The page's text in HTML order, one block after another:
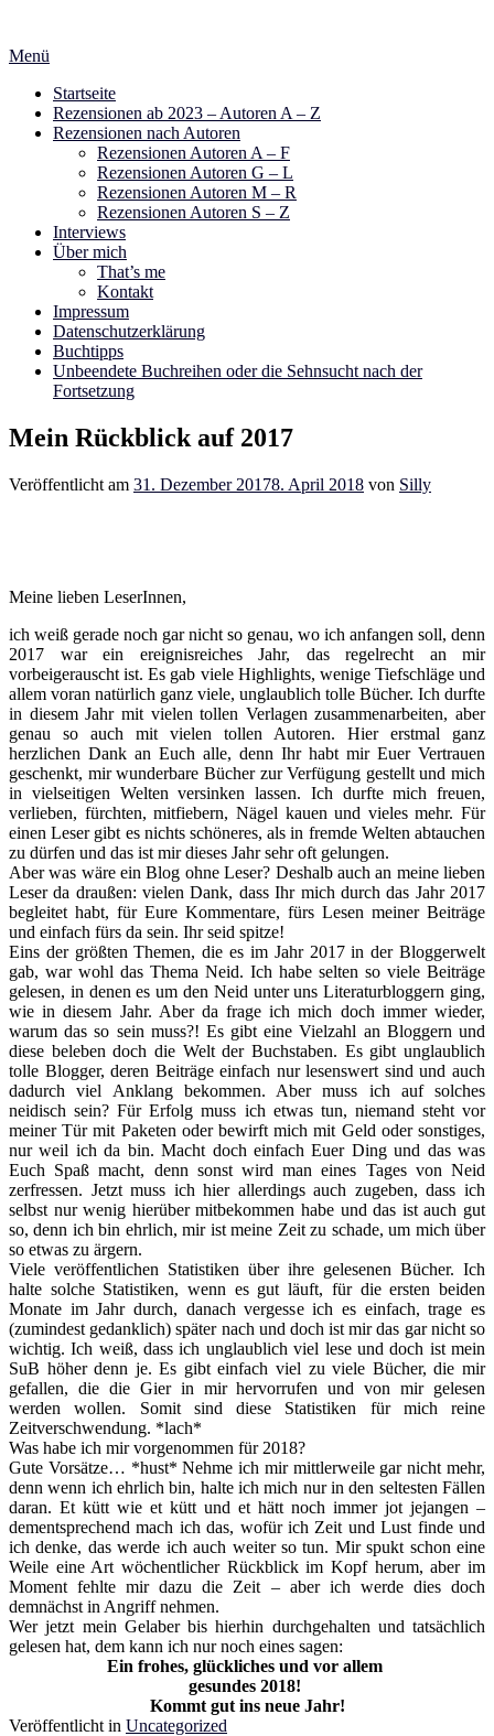
springen
Menü
Startseite
Rezensionen ab 2023 – Autoren A – Z
Rezensionen nach Autoren
Rezensionen Autoren A – F
Rezensionen Autoren G – L
Rezensionen Autoren M – R
Rezensionen Autoren S – Z
Interviews
Über mich
That’s me
Kontakt
Impressum
Datenschutzerklärung
Buchtipps
Unbeendete Buchreihen oder die Sehnsucht nach der
Fortsetzung
Mein Rückblick auf 2017
Veröffentlicht am 31. Dezember 20178. April 2018 von Silly
Meine lieben LeserInnen,
ich weiß gerade noch gar nicht so genau, wo ich anfangen soll, denn
2017 war ein ereignisreiches Jahr, das regelrecht an mir
vorbeigerauscht ist. Es gab viele Highlights, wenige Tiefschläge und
allem voran natürlich ganz viele, unglaublich tolle Bücher. Ich durfte
in diesem Jahr mit vielen tollen Verlagen zusammenarbeiten, aber
genau so auch mit vielen tollen Autoren. Hier erstmal ganz
herzlichen Dank an Euch alle, denn Ihr habt mir Euer Vertrauen
geschenkt, mir wunderbare Bücher zur Verfügung gestellt und mich
in vielseitigen Welten versinken lassen. Ich durfte mich freuen,
verlieben, fürchten, mitfiebern, Nägel kauen und vieles mehr. Für
einen Leser gibt es nichts schöneres, als in fremde Welten abtauchen
zu dürfen und das ist mir dieses Jahr sehr oft gelungen.
Aber was wäre ein Blog ohne Leser? Deshalb auch an meine lieben
Leser da draußen: vielen Dank, dass Ihr mich durch das Jahr 2017
begleitet habt, für Eure Kommentare, fürs Lesen meiner Beiträge
und einfach fürs da sein. Ihr seid spitze!
Eins der größten Themen, die es im Jahr 2017 in der Bloggerwelt
gab, war wohl das Thema Neid. Ich habe selten so viele Beiträge
gelesen, in denen es um den Neid unter uns Literaturbloggern ging,
wie in diesem Jahr. Aber da frage ich mich doch immer wieder,
warum das so sein muss?! Es gibt eine Vielzahl an Bloggern und
diese beleben doch die Welt der Buchstaben. Es gibt unglaublich
tolle Blogger, deren Beiträge einfach nur lesenswert sind und auch
dadurch viel Anklang bekommen. Aber muss ich auf solches
neidisch sein? Für Erfolg muss ich etwas tun, niemand steht vor
meiner Tür mit Paketen oder bewirft mich mit Geld oder sonstiges,
nur weil ich da bin. Macht doch einfach Euer Ding und das was
Euch Spaß macht, denn sonst wird man eines Tages von Neid
zerfressen. Jetzt muss ich hier allerdings auch zugeben, dass ich
selbst nur wenig hierüber mitbekommen habe und das ist auch gut
so, denn ich bin ehrlich, mir ist meine Zeit zu schade, um mich über
so etwas zu ärgern.
Viele veröffentlichen Statistiken über ihre gelesenen Bücher. Ich
halte solche Statistiken, wenn es gut läuft, für die ersten beiden
Monate im Jahr durch, danach vergesse ich es einfach, trage es
(zumindest gedanklich) später nach und doch ist mir das gar nicht so
wichtig. Ich weiß, dass ich unglaublich viel lese und doch ist mein
SuB höher denn je. Es gibt einfach viel zu viele Bücher, die mir
gefallen, die die Gier in mir hervorrufen und von mir gelesen
werden wollen. Somit sind diese Statistiken für mich reine
Zeitverschwendung. *lach*
Was habe ich mir vorgenommen für 2018?
Gute Vorsätze… *hust* Nehme ich mir mittlerweile gar nicht mehr,
denn wenn ich ehrlich bin, halte ich mich nur in den seltesten Fällen
daran. Et kütt wie et kütt und et hätt noch immer jot jejangen –
dementsprechend mach ich das, wofür ich Zeit und Lust finde und
ich denke, das werde ich auch weiter so tun. Mir spukt schon eine
Weile eine Art wöchentlicher Rückblick im Kopf herum, aber im
Moment fehlte mir dazu die Zeit – aber ich werde dies doch
demnächst in Angriff nehmen.
Wer jetzt mein Gelaber bis hierhin durchgehalten und tatsächlich
gelesen hat, dem kann ich nur noch eines sagen:
Ein frohes, glückliches und vor allem
gesundes 2018!
Kommt gut ins neue Jahr!
Veröffentlicht in Uncategorized